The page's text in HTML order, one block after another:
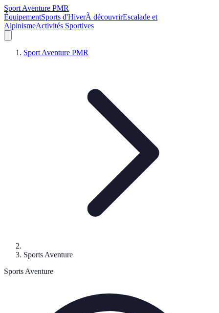
Sport Aventure PMR
ÉquipementSports d'HiverÀ découvrirEscalade et
AlpinismeActivités Sportives
Sport Aventure PMR
Sports Aventure
Sports Aventure